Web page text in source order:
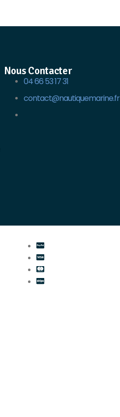
Nous Contacter
04 66 53 17 31
contact@nautiquemarine.fr